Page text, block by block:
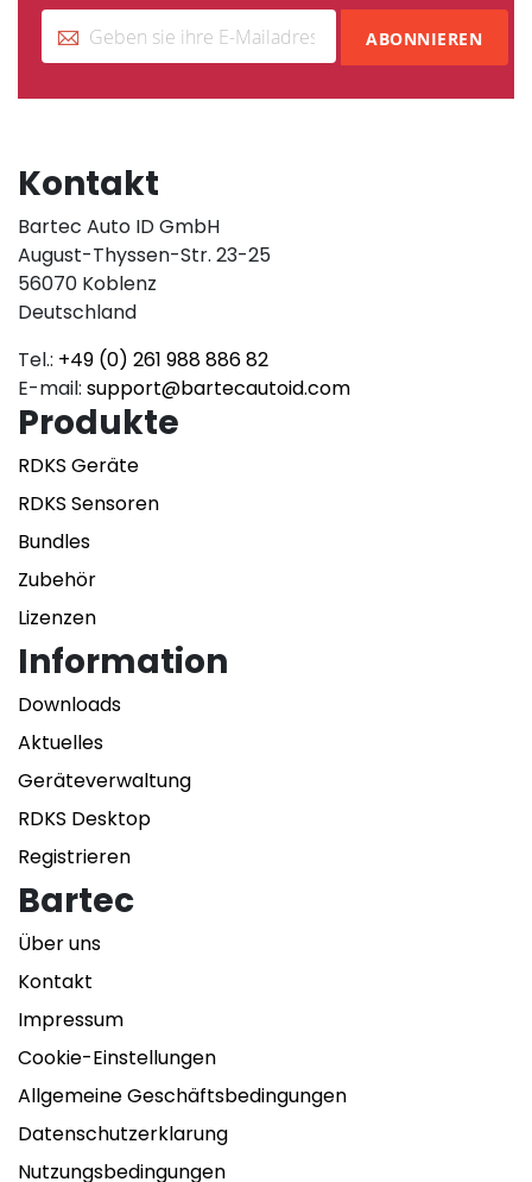
ABONNIEREN
Kontakt
Bartec Auto ID GmbH
August-Thyssen-Str. 23-25
56070 Koblenz
Deutschland
Tel.: +49 (0) 261 988 886 82
E-mail: support@bartecautoid.com
Produkte
RDKS Geräte
RDKS Sensoren
Bundles
Zubehör
Lizenzen
Information
Downloads
Aktuelles
Geräteverwaltung
RDKS Desktop
Registrieren
Bartec
Über uns
Kontakt
Impressum
Cookie-Einstellungen
Allgemeine Geschäftsbedingungen
Datenschutzerklarung
Nutzungsbedingungen